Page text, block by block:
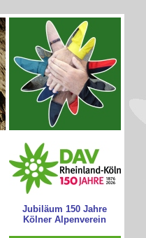
Jubiläum 150 Jahre
Kölner Alpenverein